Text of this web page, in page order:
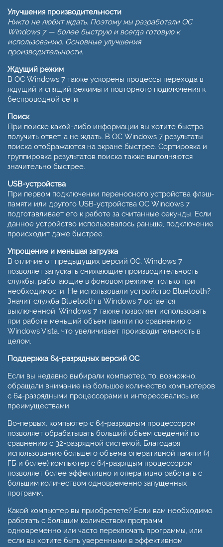
Улучшения производительности
Никто не любит ждать. Поэтому мы разработали ОС
Windows 7 — более быструю и всегда готовую к
использованию. Основные улучшения
производительности.
Ждущий режим
В ОС Windows 7 также ускорены процессы перехода в
ждущий и спящий режимы и повторного подключения к
беспроводной сети.
Поиск
При поиске какой-либо информации вы хотите быстро
получить ответ, а не ждать. В ОС Windows 7 результаты
поиска отображаются на экране быстрее. Сортировка и
группировка результатов поиска также выполняются
значительно быстрее.
USB-устройства
При первом подключении переносного устройства флэш-
памяти или другого USB-устройства ОС Windows 7
подготавливает его к работе за считанные секунды. Если
данное устройство использовалось раньше, подключение
происходит даже быстрее.
Упрощение и меньшая загрузка
В отличие от предыдущих версий ОС, Windows 7
позволяет запускать снижающие производительность
службы, работающие в фоновом режиме, только при
необходимости. Не использовали устройство Bluetooth?
Значит служба Bluetooth в Windows 7 остается
выключенной. Windows 7 также позволяет использовать
при работе меньший объем памяти по сравнению с
Windows Vista, что увеличивает производительность в
целом.
Поддержка 64-разрядных версий ОС
Если вы недавно выбирали компьютер, то, возможно,
обращали внимание на большое количество компьютеров
с 64-разрядными процессорами и интересовались их
преимуществами.
Во-первых, компьютер с 64-разрядным процессором
позволяет обрабатывать больший объем сведений по
сравнению с 32-разрядной системой. Благодаря
использованию большего объема оперативной памяти (4
ГБ и более) компьютер с 64-разрядым процессором
позволяет более эффективно и оперативно работать с
большим количеством одновременно запущенных
программ.
Какой компьютер вы приобретете? Если вам необходимо
работать с большим количеством программ
одновременно или часто переключать программы, или
если вы хотите быть уверенными в эффективном